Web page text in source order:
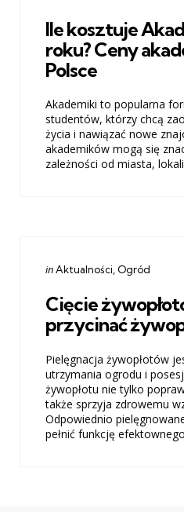
Ile kosztuje
roku? Ceny
Polsce
Akademiki to popularna
studentów, którzy chcą
życia i nawiązać nowe
akademików mogą się
zależności od miasta,
Categories
Posted
inAktualności Ogród
Cięcie
przycinać
Pielęgnacja żywopłotów
utrzymania ogrodu i
żywopłotu nie tylko
także sprzyja zdrowemu
Odpowiednio
pełnić funkcję